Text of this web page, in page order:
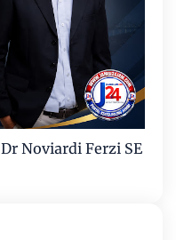
Noviardi Ferzi SE